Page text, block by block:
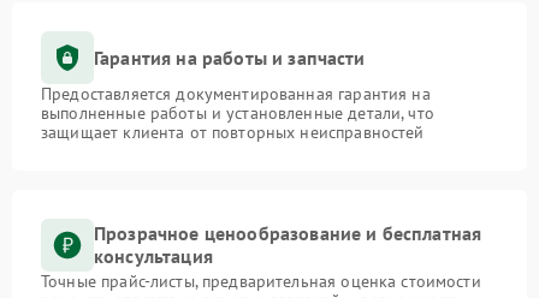
Гарантия на работы и запчасти
Предоставляется документированная гарантия на
выполненные работы и установленные детали, что
защищает клиента от повторных неисправностей
Прозрачное ценообразование и бесплатная
консультация
Точные прайс-листы, предварительная оценка стоимости